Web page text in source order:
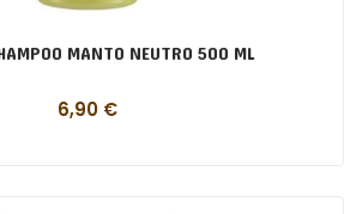
MANTO NEUTRO 500 ML
6,90 €